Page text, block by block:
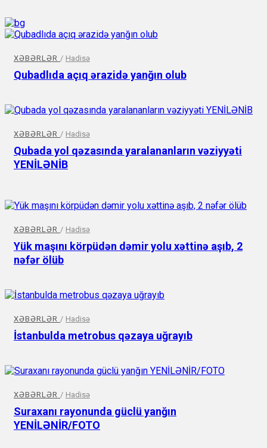
XƏBƏRLƏR / Hadisə
Qubadlıda açıq ərazidə yanğın olub
XƏBƏRLƏR / Hadisə
Qubada yol qəzasında yaralananların vəziyyəti
YENİLƏNİB
XƏBƏRLƏR / Hadisə
Yük maşını körpüdən dəmir yolu xəttinə aşıb, 2
nəfər ölüb
XƏBƏRLƏR / Hadisə
İstanbulda metrobus qəzaya uğrayıb
XƏBƏRLƏR / Hadisə
Suraxanı rayonunda güclü yanğın
YENİLƏNİR/FOTO